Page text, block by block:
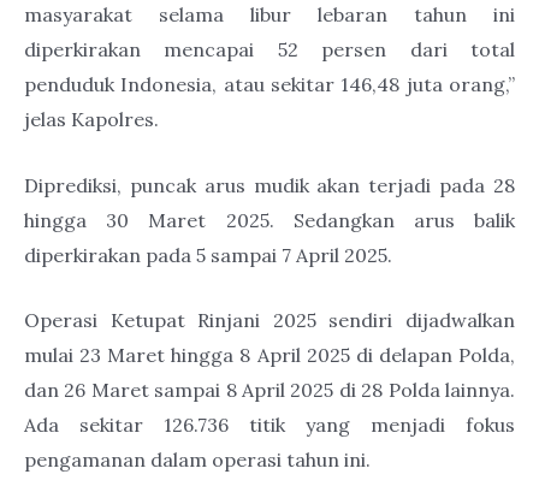
masyarakat selama libur lebaran tahun ini
diperkirakan mencapai 52 persen dari total
penduduk Indonesia, atau sekitar 146,48 juta orang,”
jelas Kapolres.
Diprediksi, puncak arus mudik akan terjadi pada 28
hingga 30 Maret 2025. Sedangkan arus balik
diperkirakan pada 5 sampai 7 April 2025.
Operasi Ketupat Rinjani 2025 sendiri dijadwalkan
mulai 23 Maret hingga 8 April 2025 di delapan Polda,
dan 26 Maret sampai 8 April 2025 di 28 Polda lainnya.
Ada sekitar 126.736 titik yang menjadi fokus
pengamanan dalam operasi tahun ini.